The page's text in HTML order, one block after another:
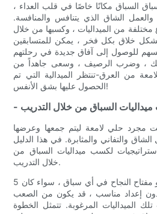
السباق مكانًا خاصًا في قلب العداء ،
والعمل الشاق الذي يتنافس والمنافسة.
من الميداليات ، وكسبها من خلال
خلاق بكل فخر ، يمكن للمتسابقين
للوصول إلى آفاق جديدة في رحلتهم
، وضرب الرصيف ، وسعى جاهداً من
من العرق-تنتظر الميدالية التي تم
الحصول عليها بشق الأنفس!
ميداليات السباق من خلال التدريب
مجرد حلي لامعة ليتم جمعها وعرضها
والتفاني والمثابرة. في هذا الدليل
لكسب ميداليات السباق من
خلال التدريب.
التدريب هو مفتاح النجاح في أي سباق ، سواء كان 5K أو 10K أو نصف
إعداد مناسب ، قد يكون من الصعب
الميداليات المرغوبة. تتمثل الخطوة